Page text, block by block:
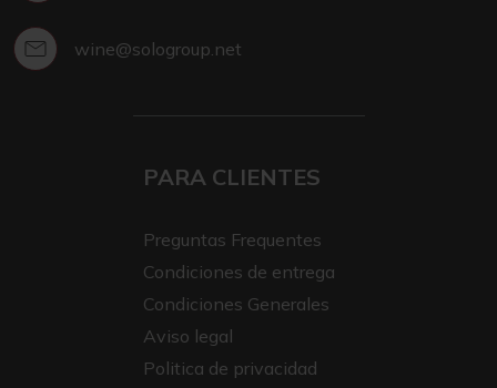
wine@sologroup.net
PARA CLIENTES
Preguntas Frequentes
Condiciones de entrega
Condiciones Generales
Aviso legal
Politica de privacidad